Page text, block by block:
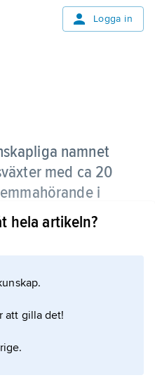
Logga in
namnet
med ca 20
i
vitt, rosa, rött eller
Frukten är en
arter odlas också i
både utom- och
hela artikeln?
att gilla det!